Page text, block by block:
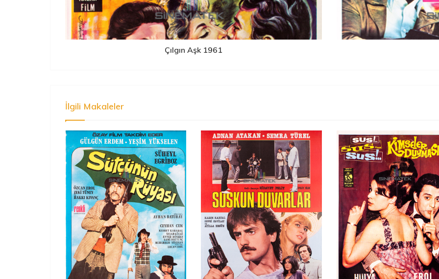
Çılgın Aşk 1961
İlgili Makaleler